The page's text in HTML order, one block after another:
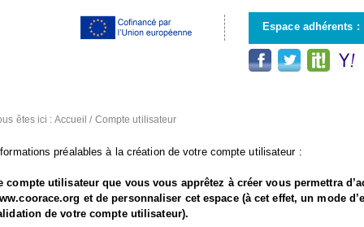
contenu
principal
Espace adhérents :
êtes ici : Accueil / Compte utilisateur
préalables à la création de votre compte utilisateur :
compte utilisateur que vous vous apprêtez à créer vous permettra
et de personnaliser cet espace (à cet effet, un mode
de votre compte utilisateur).